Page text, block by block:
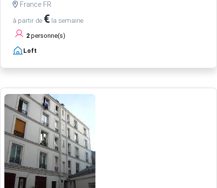
France FR
à partir de € la semaine
2 personne(s)
Loft